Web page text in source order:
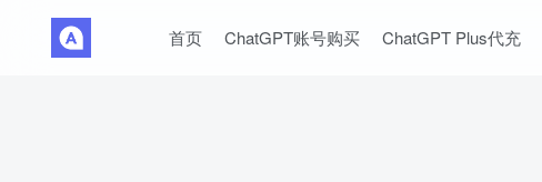
首页 ChatGPT账号购买 ChatGPT Plus代充